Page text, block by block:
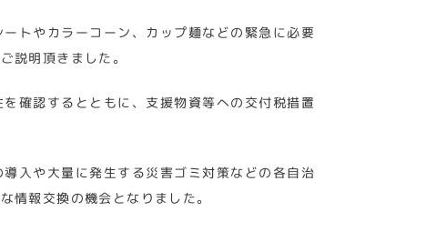
トやカラーコーン、カップ麺などの緊急に必要
説明頂きました。
確認するとともに、支援物資等への交付税措置
入や大量に発生する災害ゴミ対策などの各自治
情報交換の機会となりました。